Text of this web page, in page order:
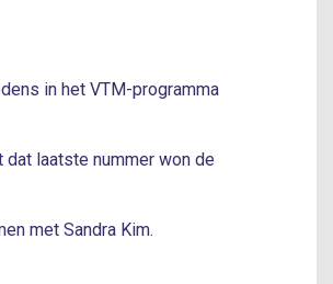
in het VTM-programma
laatste nummer won de
met Sandra Kim.